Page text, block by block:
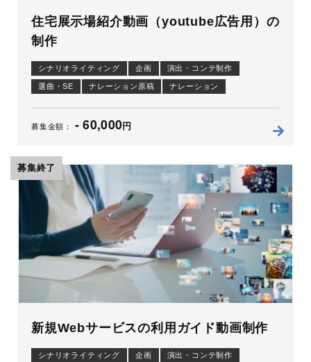
住宅展示場紹介動画（youtube広告用）の
制作
シナリオライティング 企画 演出・コンテ制作
選曲・SE ナレーション原稿 ナレーション
募集金額： - 60,000円
募集終了
新規Webサービスの利用ガイド動画制作
シナリオライティング 企画 演出・コンテ制作